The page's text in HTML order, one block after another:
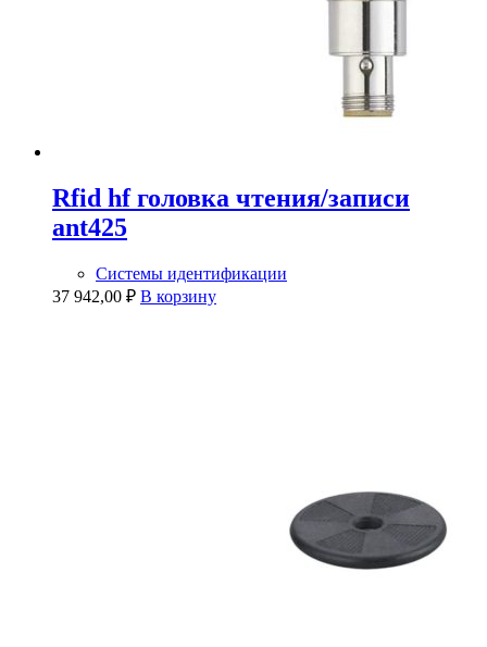
Rfid hf головка чтения/записи
ant425
Системы идентификации
37 942,00 ₽ В корзину